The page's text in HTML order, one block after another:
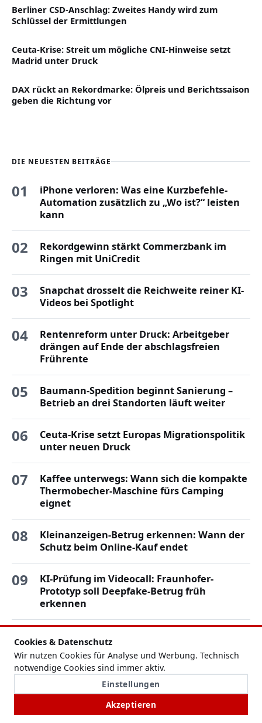
Cookies & Datenschutz
Wir nutzen Cookies für Analyse und Werbung. Technisch
notwendige Cookies sind immer aktiv.
Einstellungen
Akzeptieren
Berliner CSD-Anschlag: Zweites Handy wird zum
Schlüssel der Ermittlungen
Ceuta-Krise: Streit um mögliche CNI-Hinweise setzt
Madrid unter Druck
DAX rückt an Rekordmarke: Ölpreis und Berichtssaison
geben die Richtung vor
DIE NEUESTEN BEITRÄGE
01
iPhone verloren: Was eine Kurzbefehle-
Automation zusätzlich zu „Wo ist?“ leisten
kann
02
Rekordgewinn stärkt Commerzbank im
Ringen mit UniCredit
03
Snapchat drosselt die Reichweite reiner KI-
Videos bei Spotlight
04
Rentenreform unter Druck: Arbeitgeber
drängen auf Ende der abschlagsfreien
Frührente
05
Baumann-Spedition beginnt Sanierung –
Betrieb an drei Standorten läuft weiter
06
Ceuta-Krise setzt Europas Migrationspolitik
unter neuen Druck
07
Kaffee unterwegs: Wann sich die kompakte
Thermobecher-Maschine fürs Camping
eignet
08
Kleinanzeigen-Betrug erkennen: Wann der
Schutz beim Online-Kauf endet
09
KI-Prüfung im Videocall: Fraunhofer-
Prototyp soll Deepfake-Betrug früh
erkennen
10
Bearbeitung im Schnitt 15 Wochen
11
Adlon-Eigentümer beraten über Verkauf für
mindestens 280 Millionen Euro